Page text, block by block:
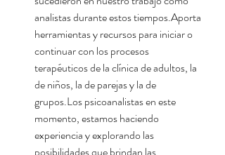
analistas durante estos tiempos.Aporta
herramientas y recursos para iniciar o
continuar con los procesos
terapéuticos de la clínica de adultos, la
de niños, la de parejas y la de
grupos.Los psicoanalistas en este
momento, estamos haciendo
experiencia y explorando las